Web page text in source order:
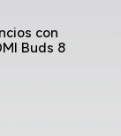
con
Buds 8